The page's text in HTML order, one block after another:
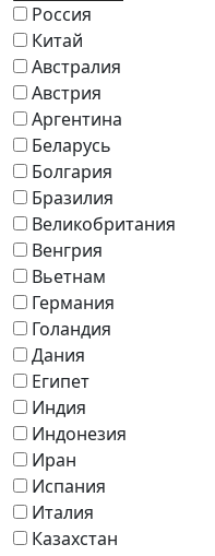
Россия
Китай
Австралия
Австрия
Аргентина
Беларусь
Болгария
Бразилия
Великобритания
Венгрия
Вьетнам
Германия
Голандия
Дания
Египет
Индия
Индонезия
Иран
Испания
Италия
Казахстан